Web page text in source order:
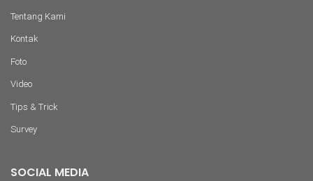
Tentang Kami
Kontak
Foto
Video
Tips & Trick
Survey
SOCIAL MEDIA